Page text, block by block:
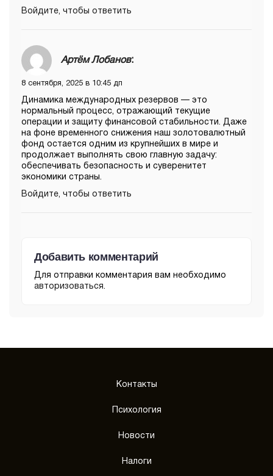
Войдите, чтобы ответить
Артём Лобанов:
8 сентября, 2025 в 10:45 дп
Динамика международных резервов — это
нормальный процесс, отражающий текущие
операции и защиту финансовой стабильности. Даже
на фоне временного снижения наш золотовалютный
фонд остается одним из крупнейших в мире и
продолжает выполнять свою главную задачу:
обеспечивать безопасность и суверенитет
экономики страны.
Войдите, чтобы ответить
Добавить комментарий
Для отправки комментария вам необходимо
авторизоваться.
Контакты
Психология
Новости
Налоги